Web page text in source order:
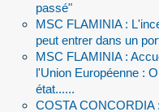
passé"
MSC FLAMINIA :
peut entrer dans un
MSC FLAMINIA :
l'Union Européenne :
état......
COSTA CONCORDIA